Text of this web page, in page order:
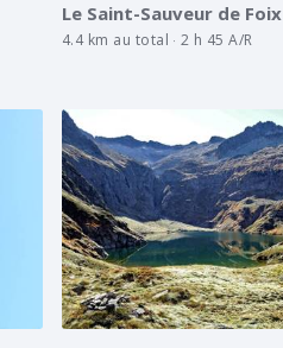
Le Saint-Sauveur de Foix
4.4 km au total 2 h 45 A/R